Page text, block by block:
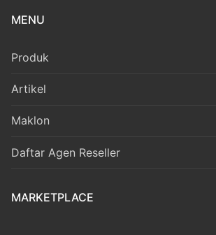
MENU
Produk
Artikel
Maklon
Daftar Agen Reseller
MARKETPLACE